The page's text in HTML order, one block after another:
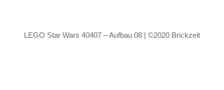
LEGO Star Wars 40407 – Aufbau 08 | ©2020 Brickzeit